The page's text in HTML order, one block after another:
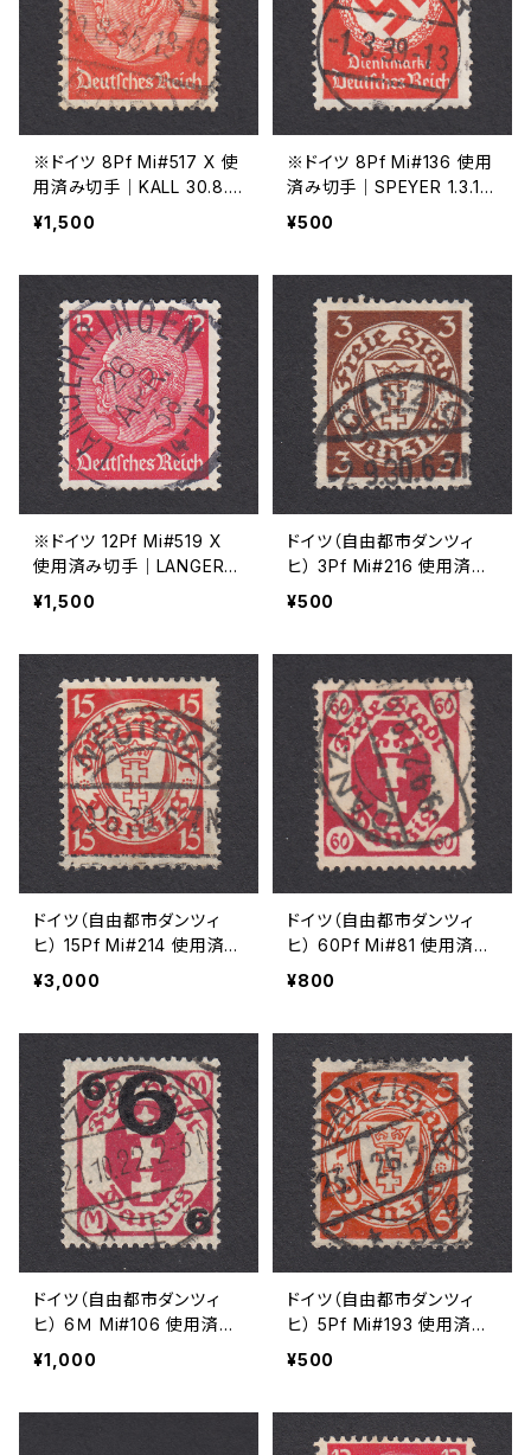
※ドイツ 8Pf Mi#517 X 使
用済み切手｜KALL 30.8.1
935
¥1,500
※ドイツ 8Pf Mi#136 使用
済み切手｜SPEYER 1.3.19
39
¥500
※ドイツ 12Pf Mi#519 X
使用済み切手｜LANGERRI
NGEN 26.APR.1938
¥1,500
ドイツ（自由都市ダンツィ
ヒ） 3Pf Mi#216 使用済み
切手｜DANZIG 2.9.1930
¥500
ドイツ（自由都市ダンツィ
ヒ） 15Pf Mi#214 使用済み
切手｜NEUTEICH 20.6.19
¥3,000
ドイツ（自由都市ダンツィ
ヒ） 60Pf Mi#81 使用済み
切手｜DANZIG 9.9.1921
¥800
ドイツ（自由都市ダンツィ
ヒ） 6Ｍ Mi#106 使用済み
切手｜ZOPPOT 21.10.192
¥1,000
ドイツ（自由都市ダンツィ
ヒ） 5Pf Mi#193 使用済み
切手｜DANZIG 23.7.1926
¥500